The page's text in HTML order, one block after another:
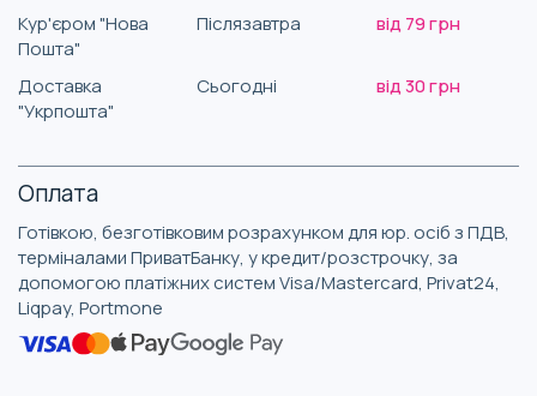
Кур'єром "Нова
Пошта"
Післязавтра від 79 грн
Доставка
"Укрпошта"
Сьогодні від 30 грн
Оплата
Готівкою, безготівковим розрахунком для юр. осіб з ПДВ,
терміналами ПриватБанку, у кредит/розстрочку, за
допомогою платіжних систем Visa/Mastercard, Privat24,
Liqpay, Portmone